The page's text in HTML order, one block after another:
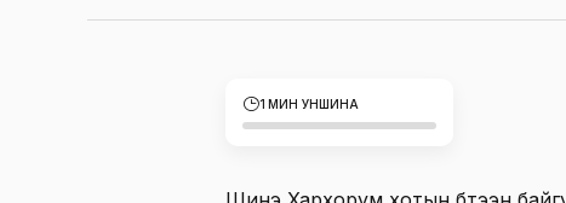
1 МИН УНШИНА